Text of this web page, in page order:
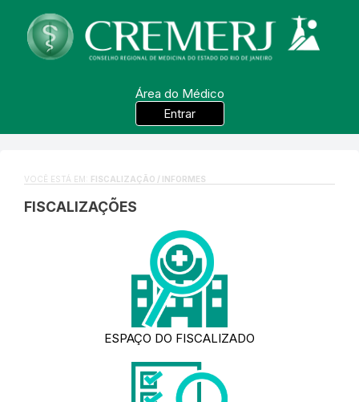
Área do Médico
Entrar
VOCÊ ESTÁ EM: FISCALIZAÇÃO / INFORMES
FISCALIZAÇÕES
ESPAÇO DO FISCALIZADO